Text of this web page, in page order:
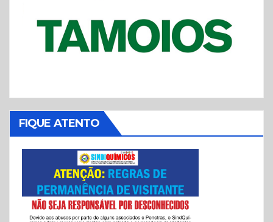
FIQUE ATENTO